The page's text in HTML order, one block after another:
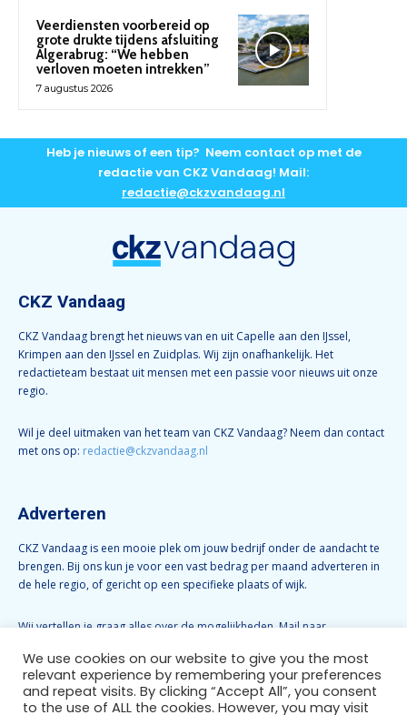
Veerdiensten voorbereid op
grote drukte tijdens afsluiting
Algerabrug: “We hebben
verloven moeten intrekken”
7 augustus 2026
Heb je nieuws of een tip? Neem contact op met de
redactie van CKZ Vandaag! Mail:
redactie@ckzvandaag.nl
CKZ Vandaag
CKZ Vandaag brengt het nieuws van en uit Capelle aan den IJssel,
Krimpen aan den IJssel en Zuidplas. Wij zijn onafhankelijk. Het
redactieteam bestaat uit mensen met een passie voor nieuws uit onze
regio.
Wil je deel uitmaken van het team van CKZ Vandaag? Neem dan contact
met ons op: redactie@ckzvandaag.nl
Adverteren
CKZ Vandaag is een mooie plek om jouw bedrijf onder de aandacht te
brengen. Bij ons kun je voor een vast bedrag per maand adverteren in
de hele regio, of gericht op een specifieke plaats of wijk.
Wij vertellen je graag alles over de mogelijkheden. Mail naar
Volg CKZ Vandaag
We use cookies on our website to give you the most
relevant experience by remembering your preferences
and repeat visits. By clicking “Accept All”, you consent
to the use of ALL the cookies. However, you may visit